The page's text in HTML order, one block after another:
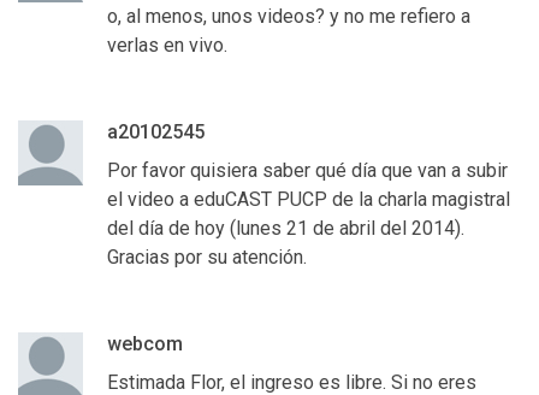
o, al menos, unos videos? y no me refiero a
verlas en vivo.
a20102545
Por favor quisiera saber qué día que van a subir
el video a eduCAST PUCP de la charla magistral
del día de hoy (lunes 21 de abril del 2014).
Gracias por su atención.
webcom
Estimada Flor, el ingreso es libre. Si no eres